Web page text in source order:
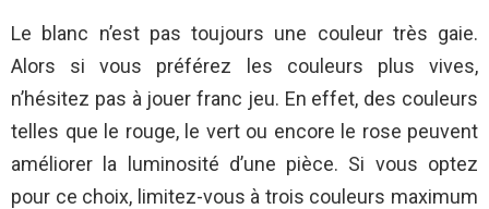
Le blanc n’est pas toujours une couleur très gaie.
Alors si vous préférez les couleurs plus vives,
n’hésitez pas à jouer franc jeu. En effet, des couleurs
telles que le rouge, le vert ou encore le rose peuvent
améliorer la luminosité d’une pièce. Si vous optez
pour ce choix, limitez-vous à trois couleurs maximum